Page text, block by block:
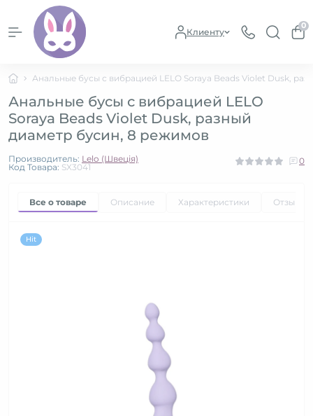
Клиенту
0
Анальные бусы с вибрацией LELO Soraya Beads Violet Dusk,
Анальные бусы с вибрацией LELO
Soraya Beads Violet Dusk, разный
диаметр бусин, 8 режимов
Производитель: Lelo (Швеція)
Код Товара: SX3041
0
Все о товаре Описание Характеристики Отзывы
Hit